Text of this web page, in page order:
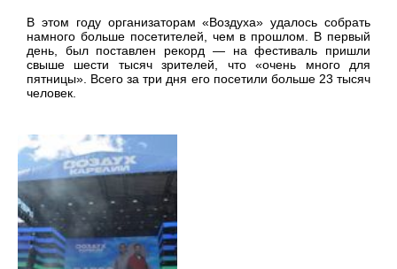
В этом году организаторам «Воздуха» удалось собрать
намного больше посетителей, чем в прошлом. В первый
день, был поставлен рекорд — на фестиваль пришли
свыше шести тысяч зрителей, что «очень много для
пятницы». Всего за три дня его посетили больше 23 тысяч
человек.